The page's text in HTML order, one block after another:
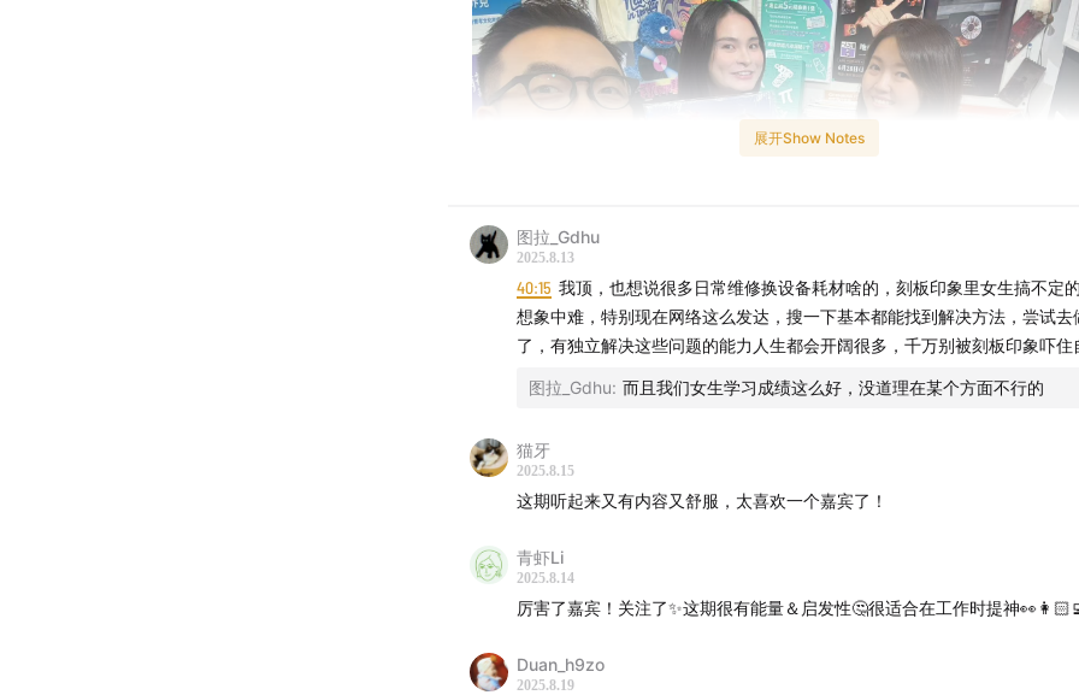
这期来到“小房间”的是旅居美国洛杉矶的广州人谭洋 —— 第一位获得格
度最佳专辑提名的华人女性录音师/混音师。
识，随着不断的深入学习越发感受到幕后领域的学问之深。去年我发现
活在洛杉矶的广州人，不仅在美国这个全球流行音乐行业的中心站稳了
是谭洋。
展开Show Notes
图拉_Gdhu
2025.8.13
40:15 我顶，也想说很多日常维修换设备耗材啥的，刻板印象里女生搞不定
想象中难，特别现在网络这么发达，搜一下基本都能找到解决方法，尝试去
了，有独立解决这些问题的能力人生都会开阔很多，千万别被刻板印象吓住
图拉_Gdhu: 而且我们女生学习成绩这么好，没道理在某个方面不行的
猫牙
2025.8.15
这期听起来又有内容又舒服，太喜欢一个嘉宾了！
青虾Li
2025.8.14
厉害了嘉宾！关注了✨这期很有能量＆启发性🤔很适合在工作时提神
Duan_h9zo
2025.8.19